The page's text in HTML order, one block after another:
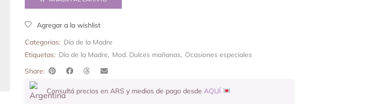
Agregar a la wishlist
Categorias: Día de la Madre
Etiquetas: Día de la Madre, Mod. Dulces mañanas, Ocasiones especiales
Share:
Consultá precios en ARS y medios de pago desde AQUÍ